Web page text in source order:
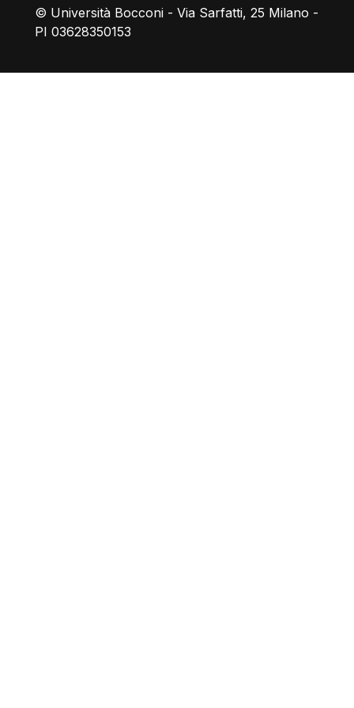
© Università Bocconi - Via Sarfatti, 25 Milano -
PI 03628350153